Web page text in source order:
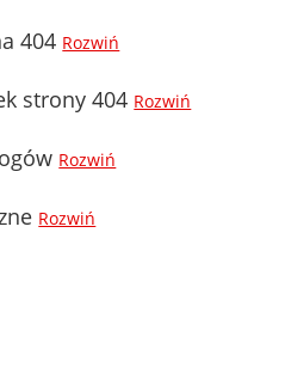
404 Rozwiń
strony 404 Rozwiń
Rozwiń
Rozwiń